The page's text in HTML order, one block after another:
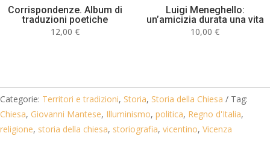
Corrispondenze. Album di
traduzioni poetiche
12,00 €
Luigi Meneghello:
un’amicizia durata una vita
10,00€
Categorie: Territori e tradizioni, Storia, Storia della Chiesa
Tag:
Chiesa, Giovanni Mantese, Illuminismo, politica, Regno d'Italia,
religione, storia della chiesa, storiografia, vicentino, Vicenza